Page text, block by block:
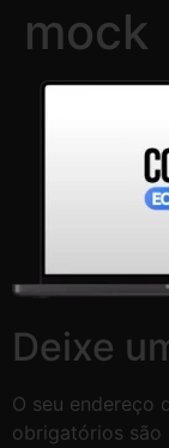
mock
Deixe
O seu endereço
obrigatórios são